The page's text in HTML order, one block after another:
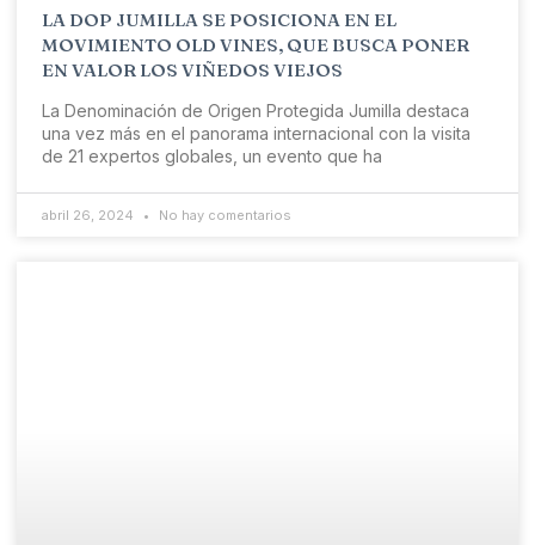
LA DOP JUMILLA SE POSICIONA EN EL
MOVIMIENTO OLD VINES, QUE BUSCA PONER
EN VALOR LOS VIÑEDOS VIEJOS
La Denominación de Origen Protegida Jumilla destaca
una vez más en el panorama internacional con la visita
de 21 expertos globales, un evento que ha
abril 26, 2024 No hay comentarios